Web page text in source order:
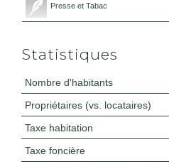
Presse et Tabac
Statistiques
Nombre d'habitants
Propriétaires (vs. locataires)
Taxe habitation
Taxe foncière